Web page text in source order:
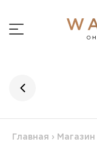
Главная › Магазин